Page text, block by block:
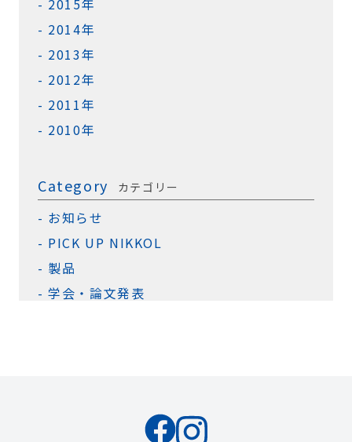
2015年
2014年
2013年
2012年
2011年
2010年
Category カテゴリー
お知らせ
PICK UP NIKKOL
製品
学会・論文発表